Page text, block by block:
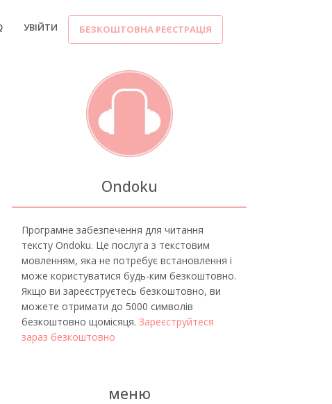
УВІЙТИ БЕЗКОШТОВНА РЕЄСТРАЦІЯ
Ondoku
Програмне забезпечення для читання
тексту Ondoku. Це послуга з текстовим
мовленням, яка не потребує встановлення і
може користуватися будь-ким безкоштовно.
Якщо ви зареєструєтесь безкоштовно, ви
можете отримати до 5000 символів
безкоштовно щомісяця. Зареєструйтеся
зараз безкоштовно
меню